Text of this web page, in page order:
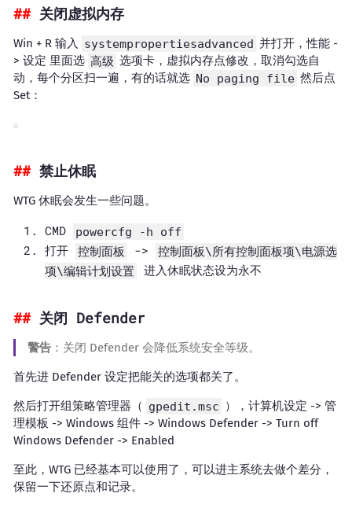
关闭虚拟内存
Win + R 输入 systempropertiesadvanced 并打开，性能 -
> 设定 里面选 高级 选项卡，虚拟内存点修改，取消勾选自
动，每个分区扫一遍，有的话就选 No paging file 然后点
Set：
禁止休眠
WTG 休眠会发生一些问题。
CMD powercfg -h off
打开 控制面板 ->
控制面板\所有控制面板项\电源选
项\编辑计划设置
进入休眠状态设为永不
关闭 Defender
警告 ：关闭 Defender 会降低系统安全等级。
首先进 Defender 设定把能关的选项都关了。
然后打开组策略管理器（ gpedit.msc ），计算机设定 -> 管
理模板 -> Windows 组件 -> Windows Defender -> Turn off
Windows Defender -> Enabled
至此，WTG 已经基本可以使用了，可以进主系统去做个差分，
保留一下还原点和记录。